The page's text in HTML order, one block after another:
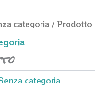
categoria / Prodotto
categoria